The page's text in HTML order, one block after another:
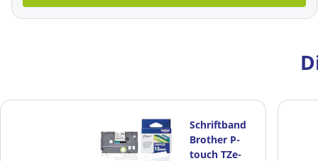
Schriftband
Brother P-
touch TZe-